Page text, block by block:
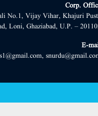
Corp.
No.1, Vijay Vihar, Khajuri
Loni, Ghaziabad, U.P. –
E-